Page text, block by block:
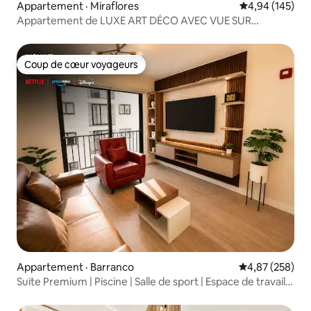
Appartement · Miraflores Note
4,94 (145)
Appartement de LUXE ART DÉCO AVEC VUE SUR
Coup de cœur voyageurs
Coup de cœur voyageurs
Appartement · Barranco Note
4,87 (258)
Suite Premium | Piscine | Salle de sport | Espace de travail